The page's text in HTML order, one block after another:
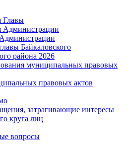
Главы
Администрации
Байкаловского
района 2026
муниципальных правовых
правовых актов
затрагивающие интересы
круга лиц
вопросы